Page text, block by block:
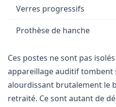
Verres progressifs
Prothèse de hanche
Ces postes ne sont pas
appareillage auditif tombent
alourdissant brutalement le
retraité. Ce sont autant de